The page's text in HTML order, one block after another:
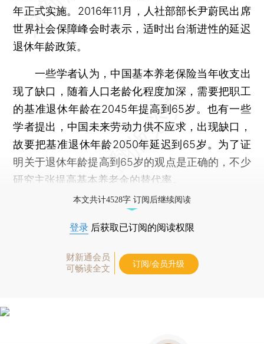
年正式实施。2016年11月，人社部部长尹蔚民出席
世界社会保障峰会时表示，适时出台渐进性的延迟
退休年龄政策。
一些学者认为，中国基本养老保险当年收支出
现了缺口，随着人口老龄化程度加深，需要把职工
的基准退休年龄在2045年提高到65岁。也有一些
学者提出，中国未来劳动力供不应求，出现缺口，
故要把基准退休年龄2050年延迟到65岁。为了证
明关于退休年龄提高到65岁的观点是正确的，不少
研究主张提高基本养老金的替代率。
本文共计4528字 订阅后继续阅读
登录 后获取已订阅的阅读权限
财新通会员
可畅读全文
订阅/会员升级